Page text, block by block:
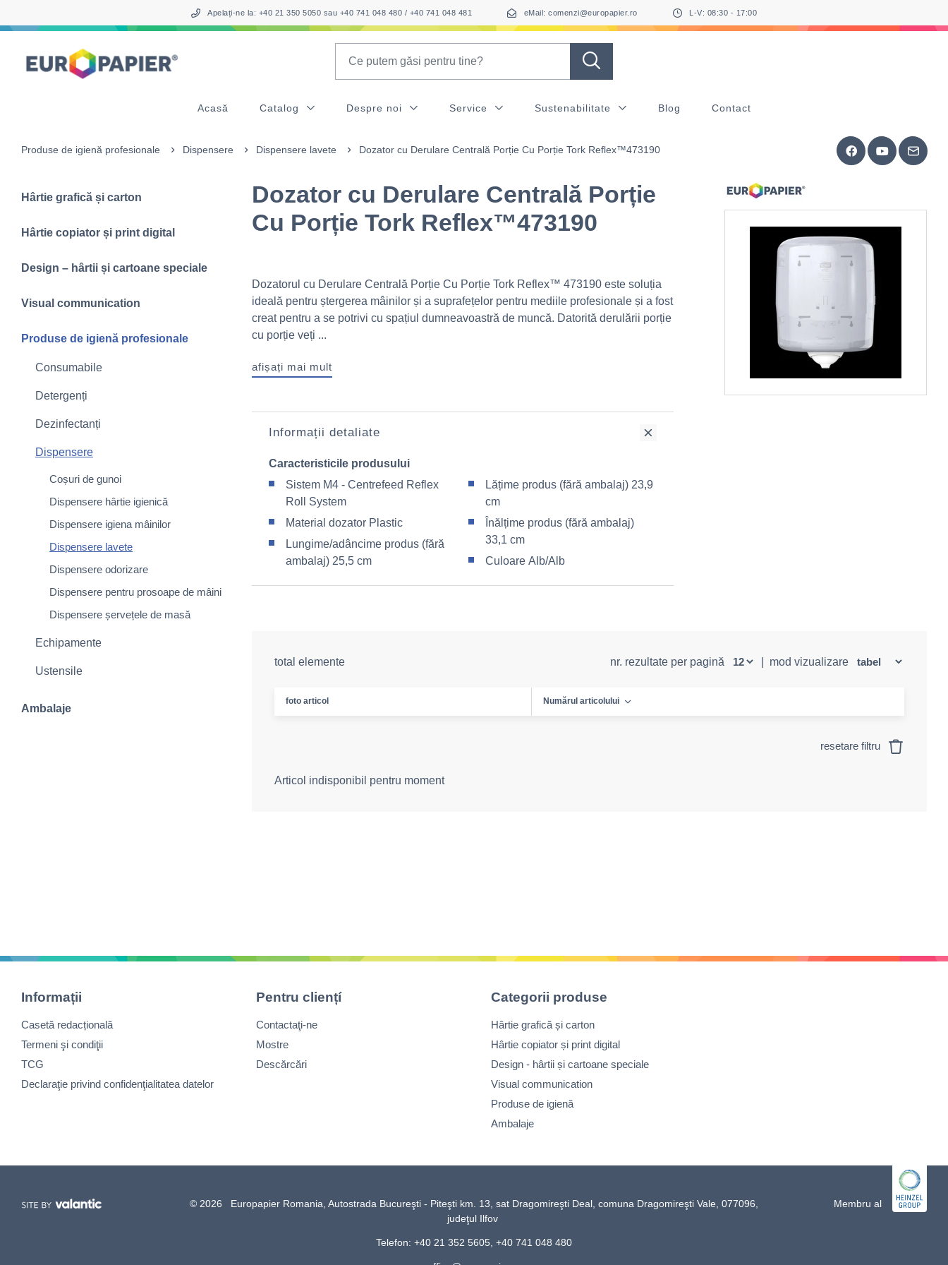
Apelați-ne la: +40 21 350 5050 sau +40 741 048 480 / +40 741 048 481 eMail: comenzi@europapier.ro L-V: 08:30 - 17:00
Acasă Catalog Despre noi Service Sustenabilitate Blog Contact
Produse de igienă profesionale Dispensere Dispensere lavete Dozator cu Derulare Centrală Porție Cu Porție Tork Reflex™473190
Hârtie grafică și carton
Hârtie copiator și print digital
Design – hârtii și cartoane speciale
Visual communication
Produse de igienă profesionale
Consumabile
Detergenți
Dezinfectanți
Dispensere
Coșuri de gunoi
Dispensere hârtie igienică
Dispensere igiena mâinilor
Dispensere lavete
Dispensere odorizare
Dispensere pentru prosoape de mâini
Dispensere șervețele de masă
Echipamente
Ustensile
Ambalaje
Dozator cu Derulare Centrală Porție
Cu Porție Tork Reflex™473190
Dozatorul cu Derulare Centrală Porție Cu Porție Tork Reflex™ 473190 este soluția
ideală pentru ștergerea mâinilor și a suprafețelor pentru mediile profesionale și a fost
creat pentru a se potrivi cu spațiul dumneavoastră de muncă. Datorită derulării porție
cu porție veți ...
afișați mai mult
Informații detaliate
Caracteristicile produsului
Sistem M4 - Centrefeed Reflex
Roll System
Material dozator Plastic
Lungime/adâncime produs (fără
ambalaj) 25,5 cm
Lățime produs (fără ambalaj) 23,9
cm
Înălțime produs (fără ambalaj)
33,1 cm
Culoare Alb/Alb
total elemente nr. rezultate per pagină mod vizualizare
foto articol Numărul articolului
resetare filtru
Articol indisponibil pentru moment
Informații
Casetă redacțională
Termeni şi condiţii
TCG
Declaraţie privind confidenţialitatea datelor
Pentru cliențí
Contactaţi-ne
Mostre
Descărcări
Categorii produse
Hârtie grafică și carton
Hârtie copiator și print digital
Design - hârtii și cartoane speciale
Visual communication
Produse de igienă
Ambalaje
© 2026 Europapier Romania, Autostrada Bucureşti - Piteşti km. 13, sat Dragomireşti Deal, comuna Dragomireşti Vale, 077096,
judeţul Ilfov
Telefon: +40 21 352 5605, +40 741 048 480
Membru al